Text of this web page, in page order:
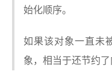
始化顺序。
如果该对象一直未
象，相当于还节约了